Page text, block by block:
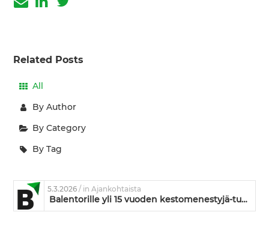
Related Posts
All
By Author
By Category
By Tag
5.3.2026/ in Ajankohtaista
Balentorille yli 15 vuoden kestomenestyjä-tunnustus